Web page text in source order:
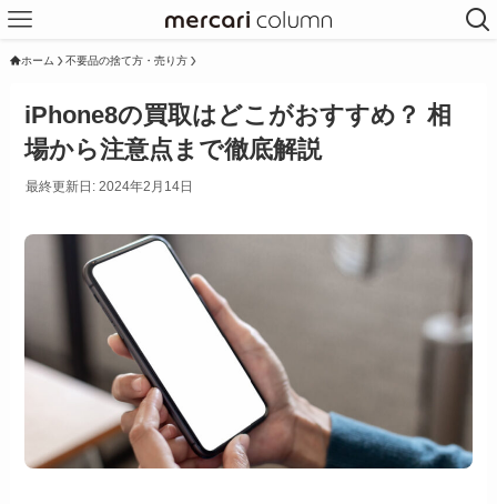
ホーム 不要品の捨て方・売り方
iPhone8の買取はどこがおすすめ？ 相
場から注意点まで徹底解説
最終更新日: 2024年2月14日